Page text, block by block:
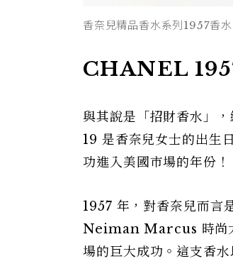
香奈兒精品香水系列1957
CHANEL
與其說是「招財香水」
19 是香奈兒女士的出生
功進入美國市場的年份！
1957 年，對香奈兒而言
Neiman Marcus 時尚大
場的巨大成功。這支香